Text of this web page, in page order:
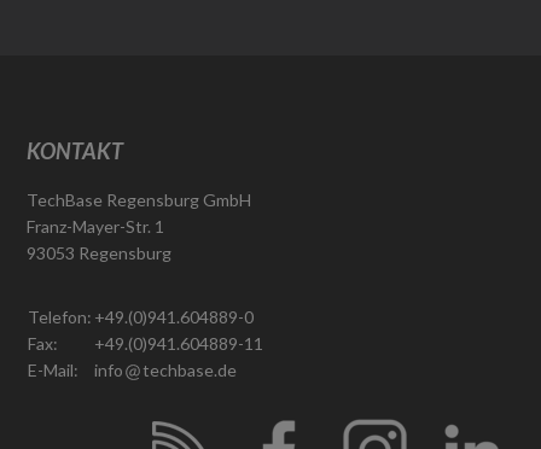
KONTAKT
TechBase Regensburg GmbH
Franz-Mayer-Str. 1
93053 Regensburg
Telefon:
Fax:
E-Mail:
+49.(0)941.604889-0
+49.(0)941.604889-11
info
techbase.de